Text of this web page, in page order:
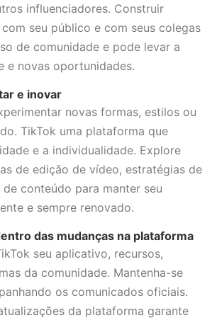
influenciadores. Construir
seu público e com seus colegas
de comunidade e pode levar a
e novas oportunidades.
e inovar
novas formas, estilos ou
TikTok uma plataforma que
e a individualidade. Explore
de edição de vídeo, estratégias de
conteúdo para manter seu
e sempre renovado.
das mudanças na plataforma
seu aplicativo, recursos,
da comunidade. Mantenha-se
os comunicados oficiais.
da plataforma garante